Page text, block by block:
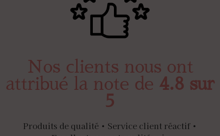
Nos clients nous ont
attribué la note de 4.8 sur
5
Produits de qualité • Service client réactif •